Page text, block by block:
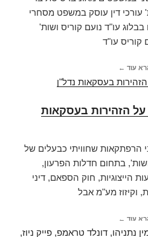
עורכי דין עוסק במשפט מסחרי
אחרינו בבלוג עו"ד נועם קוריס ושות'
קוריס עו"ד
עוד ←
על הזהירות בעסקאות
הרפתקאות שחוויתי כבעלים של
בתחום חדלות הפרעון,
הייצוגיות, חוק הספאם, דיני
וקיזוז מע"מ אבל
עוד ←